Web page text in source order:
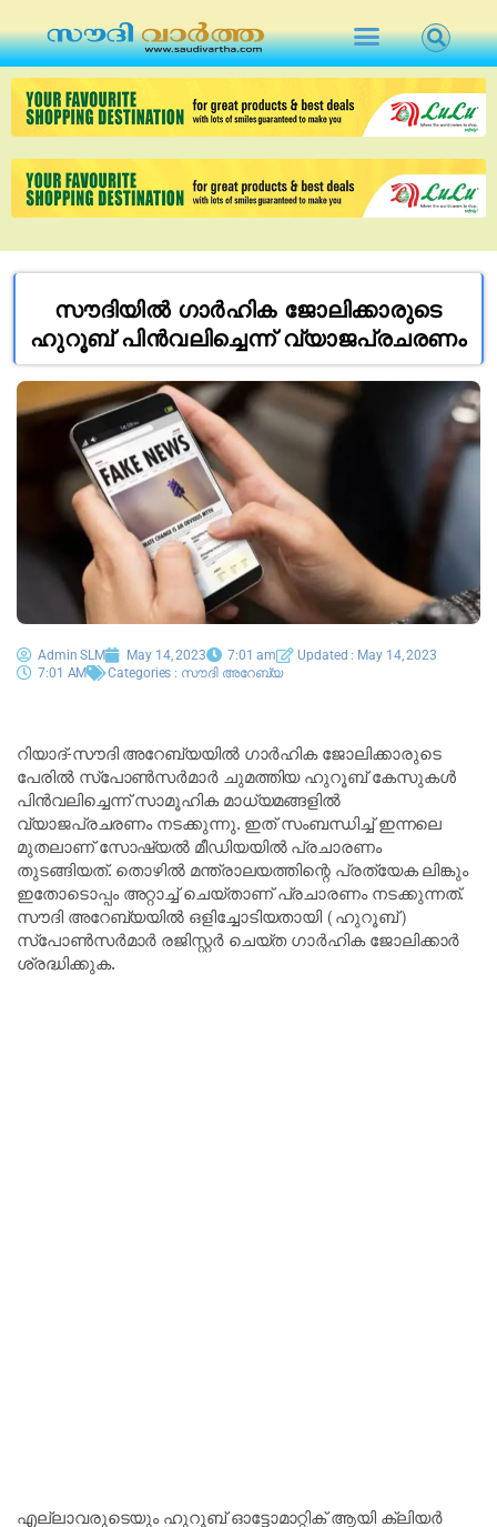
സൗദിയില്‍ ഗാര്‍ഹിക ജോലിക്കാരുടെ
ഹുറൂബ് പിന്‍വലിച്ചെന്ന് വ്യാജപ്രചരണം
Admin SLM May 14, 2023 7:01 am
Updated : May 14, 2023
7:01 AM
Categories : സൗദി അറേബ്യ
റിയാദ്-സൗദി അറേബ്യയില്‍ ഗാര്‍ഹിക ജോലിക്കാരുടെ
പേരില്‍ സ്‌പോണ്‍സര്‍മാര്‍ ചുമത്തിയ ഹുറൂബ് കേസുകള്‍
പിന്‍വലിച്ചെന്ന് സാമൂഹിക മാധ്യമങ്ങളില്‍
വ്യാജപ്രചരണം നടക്കുന്നു. ഇത് സംബന്ധിച്ച് ഇന്നലെ
മുതലാണ് സോഷ്യല്‍ മീഡിയയില്‍ പ്രചാരണം
തുടങ്ങിയത്. തൊഴില്‍ മന്ത്രാലയത്തിന്റെ പ്രത്യേക ലിങ്കും
ഇതോടൊപ്പം അറ്റാച്ച് ചെയ്താണ് പ്രചാരണം നടക്കുന്നത്.
സൗദി അറേബ്യയില്‍ ഒളിച്ചോടിയതായി (ഹുറൂബ്)
സ്‌പോണ്‍സര്‍മാര്‍ രജിസ്റ്റര്‍ ചെയ്ത ഗാര്‍ഹിക ജോലിക്കാര്‍
ശ്രദ്ധിക്കുക.
എല്ലാവരുടെയും ഹുറൂബ് ഓട്ടോമാറ്റിക് ആയി ക്ലിയര്‍